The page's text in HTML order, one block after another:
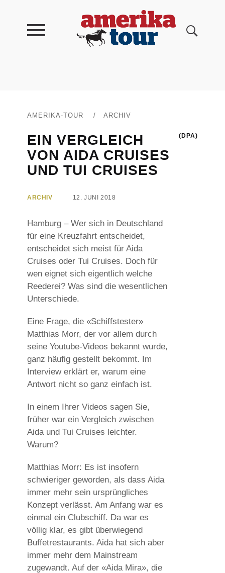
AMERIKA-TOUR / ARCHIV
EIN VERGLEICH
VON AIDA CRUISES
UND TUI CRUISES
(DPA)
ARCHIV 12. JUNI 2018
Hamburg – Wer sich in Deutschland
für eine Kreuzfahrt entscheidet,
entscheidet sich meist für Aida
Cruises oder Tui Cruises. Doch für
wen eignet sich eigentlich welche
Reederei? Was sind die wesentlichen
Unterschiede.
Eine Frage, die «Schiffstester»
Matthias Morr, der vor allem durch
seine Youtube-Videos bekannt wurde,
ganz häufig gestellt bekommt. Im
Interview erklärt er, warum eine
Antwort nicht so ganz einfach ist.
In einem Ihrer Videos sagen Sie,
früher war ein Vergleich zwischen
Aida und Tui Cruises leichter.
Warum?
Matthias Morr: Es ist insofern
schwieriger geworden, als dass Aida
immer mehr sein ursprüngliches
Konzept verlässt. Am Anfang war es
einmal ein Clubschiff. Da war es
völlig klar, es gibt überwiegend
Buffetrestaurants. Aida hat sich aber
immer mehr dem Mainstream
zugewandt. Auf der «Aida Mira», die